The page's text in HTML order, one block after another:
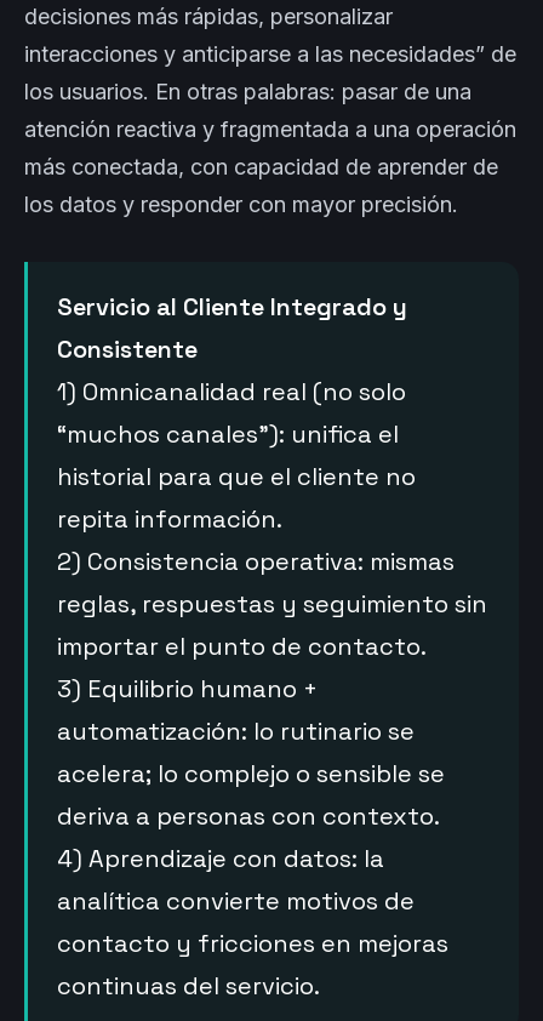
decisiones más rápidas, personalizar
interacciones y anticiparse a las necesidades” de
los usuarios. En otras palabras: pasar de una
atención reactiva y fragmentada a una operación
más conectada, con capacidad de aprender de
los datos y responder con mayor precisión.
Servicio al Cliente Integrado y
Consistente
1) Omnicanalidad real (no solo
“muchos canales”): unifica el
historial para que el cliente no
repita información.
2) Consistencia operativa: mismas
reglas, respuestas y seguimiento sin
importar el punto de contacto.
3) Equilibrio humano +
automatización: lo rutinario se
acelera; lo complejo o sensible se
deriva a personas con contexto.
4) Aprendizaje con datos: la
analítica convierte motivos de
contacto y fricciones en mejoras
continuas del servicio.